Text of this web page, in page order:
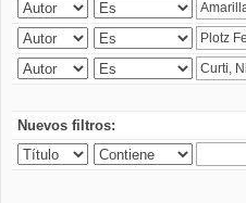
Nuevos filtros: